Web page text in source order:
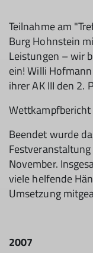
Teilnahme am
Burg Hohnstein
Leistungen – wir
ein! Willi
ihrer AK III den 2.
Beendet wurde
November.
viele helfende
Umsetzung
2007